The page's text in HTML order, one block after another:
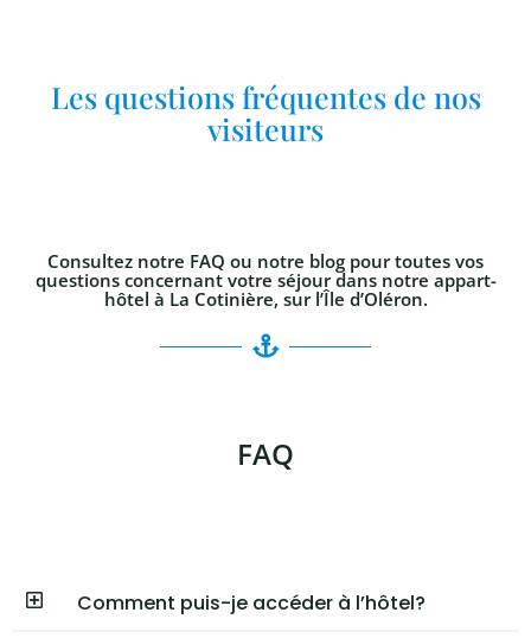
Les questions fréquentes de nos
visiteurs
Consultez notre FAQ ou notre blog pour toutes vos
questions concernant votre séjour dans notre appart-
hôtel à La Cotinière, sur l’Île d’Oléron.
FAQ
Comment puis-je accéder à l’hôtel?